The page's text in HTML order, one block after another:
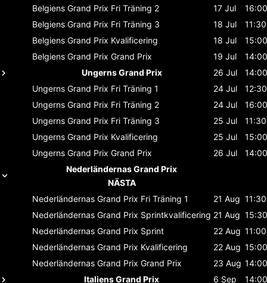
Belgiens Grand Prix Fri Träning 2 17 Jul
16:00
Belgiens Grand Prix Fri Träning 3 18 Jul
11:30
Belgiens Grand Prix Kvalificering 18 Jul
15:00
Belgiens Grand Prix Grand Prix 19 Jul
14:00
Ungerns Grand Prix
26 Jul
14:00
Ungerns Grand Prix Fri Träning 1 24 Jul
12:30
Ungerns Grand Prix Fri Träning 2 24 Jul
16:00
Ungerns Grand Prix Fri Träning 3 25 Jul
11:30
Ungerns Grand Prix Kvalificering 25 Jul
15:00
Ungerns Grand Prix Grand Prix 26 Jul
14:00
Nederländernas Grand Prix
NÄSTA
Nederländernas Grand Prix Fri Träning 1 21 Aug 11:30
Nederländernas Grand Prix Sprintkvalificering 21 Aug 15:30
Nederländernas Grand Prix Sprint 22 Aug 11:00
Nederländernas Grand Prix Kvalificering 22 Aug 15:00
Nederländernas Grand Prix Grand Prix 23 Aug 14:00
Italiens Grand Prix
6 Sep
14:00